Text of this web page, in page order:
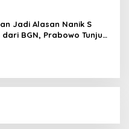
Jadi Alasan Nanik S
BGN, Prabowo Tunjuk